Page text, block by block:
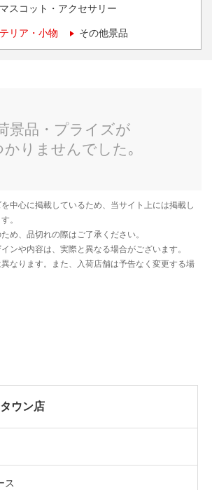
スコット・アクセサリー
リア・小物 その他景品
ウン店
ス